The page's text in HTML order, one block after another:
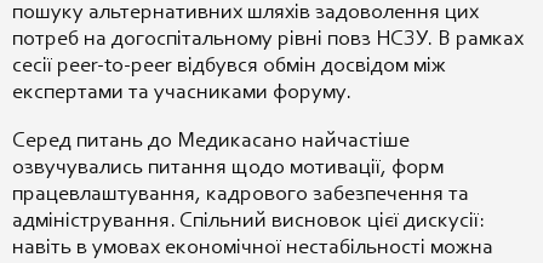
пошуку альтернативних шляхів задоволення цих
потреб на догоспітальному рівні повз НСЗУ. В рамках
сесії peer-to-peer відбувся обмін досвідом між
експертами та учасниками форуму.
Серед питань до Медикасано найчастіше
озвучувались питання щодо мотивації, форм
працевлаштування, кадрового забезпечення та
адміністрування. Спільний висновок цієї дискусії:
навіть в умовах економічної нестабільності можна